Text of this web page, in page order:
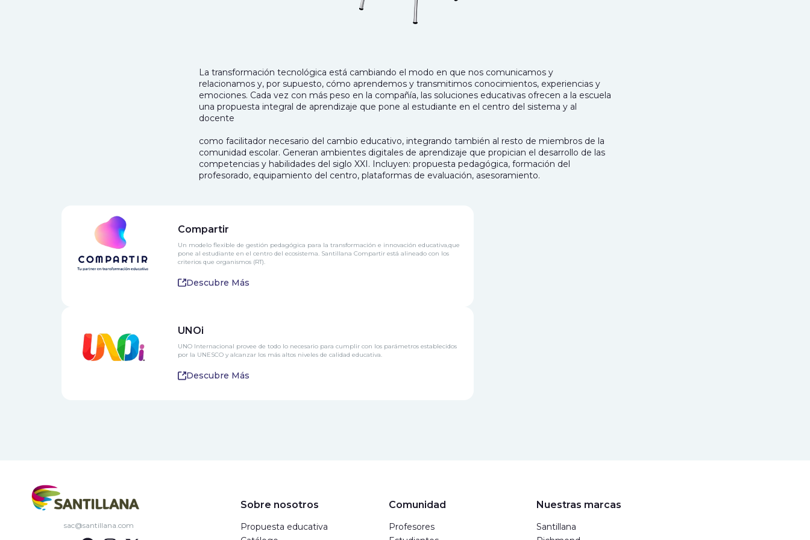
La transformación tecnológica está cambiando el modo en que nos comunicamos y
relacionamos y, por supuesto, cómo aprendemos y transmitimos conocimientos, experiencias y
emociones. Cada vez con más peso en la compañía, las soluciones educativas ofrecen a la escuela
una propuesta integral de aprendizaje que pone al estudiante en el centro del sistema y al
docente
como facilitador necesario del cambio educativo, integrando también al resto de miembros de la
comunidad escolar. Generan ambientes digitales de aprendizaje que propician el desarrollo de las
competencias y habilidades del siglo XXI. Incluyen: propuesta pedagógica, formación del
profesorado, equipamiento del centro, plataformas de evaluación, asesoramiento.
Compartir
Un modelo flexible de gestión pedagógica para la transformación e innovación educativa,que
pone al estudiante en el centro del ecosistema. Santillana Compartir está alineado con los
criterios que organismos (RT).
Descubre Más
UNOi
UNO Internacional provee de todo lo necesario para cumplir con los parámetros establecidos
por la UNESCO y alcanzar los más altos niveles de calidad educativa.
Descubre Más
sac@santillana.com
Sobre nosotros
Propuesta educativa
Comunidad
Profesores
Nuestras marcas
Santillana